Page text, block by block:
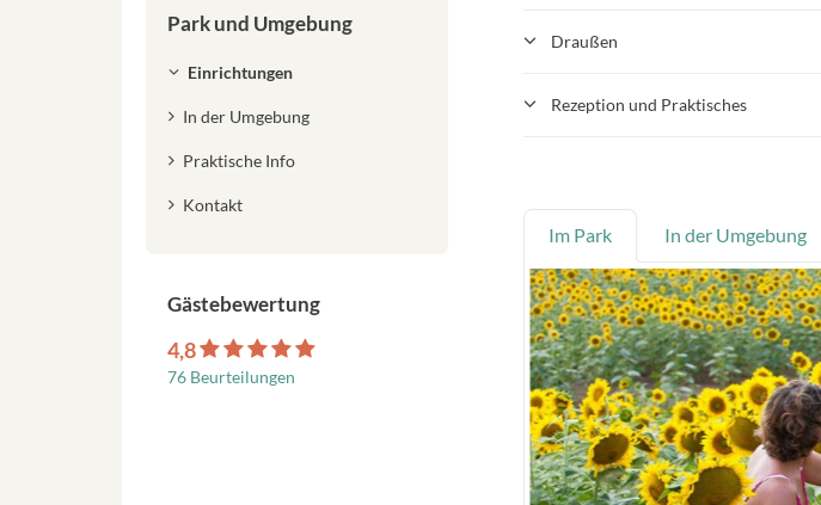
Draußen
Rezeption und Praktisches
Im Park In der Umgebung
Park und Umgebung
Einrichtungen
In der Umgebung
Praktische Info
Kontakt
Gästebewertung
4,8
76 Beurteilungen